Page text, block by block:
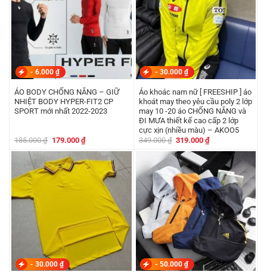
- 6.000 ₫
ÁO BODY CHỐNG NẮNG – GIỮ
NHIỆT BODY HYPER-FIT2 CP
SPORT mới nhất 2022-2023
185.000₫ Giá
là:
185.000 ₫.
179.000 ₫Giá
hiện
tại
là:
179.000 ₫.
- 30.000 ₫
Áo khoác nam nữ [ FREESHIP ] áo
khoát may theo yêu cầu poly 2 lớp
may 10 -20 áo CHỐNG NẮNG và
ĐI MƯA thiết kế cao cấp 2 lớp
cực xịn (nhiều màu) – AKOO5
349.000₫ Giá
là:
349.000 ₫.
319.000₫Giá
tại
là:
319.000 ₫.
- 30.000 ₫ - 50.000 ₫